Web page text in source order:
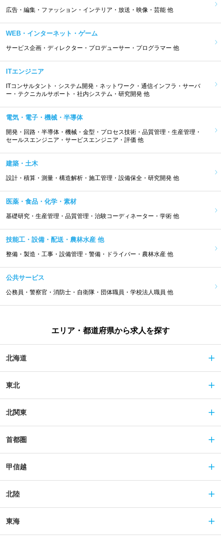
広告・編集・ファッション・インテリア・放送・映像・芸能 他
WEB・インターネット・ゲーム
サービス企画・ディレクター・プロデューサー・プログラマー 他
ITエンジニア
ITコンサルタント・システム開発・ネットワーク・通信インフラ・サーバ
ー・テクニカルサポート・社内システム・研究開発 他
電気・電子・機械・半導体
開発・回路・半導体・機械・金型・プロセス技術・品質管理・生産管理・
セールスエンジニア・サービスエンジニア・評価 他
建築・土木
設計・積算・測量・構造解析・施工管理・設備保全・研究開発 他
医薬・食品・化学・素材
基礎研究・生産管理・品質管理・治験コーディネーター・学術 他
技能工・設備・配送・農林水産 他
整備・製造・工事・設備管理・警備・ドライバー・農林水産 他
公共サービス
公務員・警察官・消防士・自衛隊・団体職員・学校法人職員 他
エリア・都道府県から求人を探す
北海道
東北
北関東
首都圏
甲信越
北陸
東海